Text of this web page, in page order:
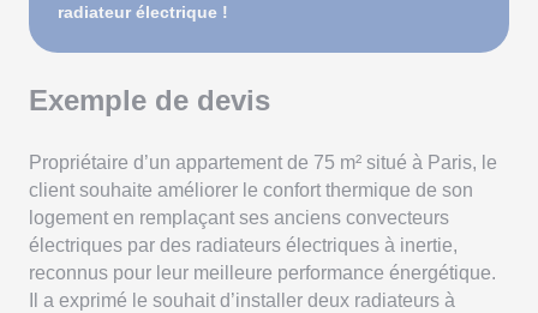
radiateur électrique !
Exemple de devis
Propriétaire d’un appartement de 75 m² situé à Paris, le
client souhaite améliorer le confort thermique de son
logement en remplaçant ses anciens convecteurs
électriques par des radiateurs électriques à inertie,
reconnus pour leur meilleure performance énergétique.
Il a exprimé le souhait d’installer deux radiateurs à